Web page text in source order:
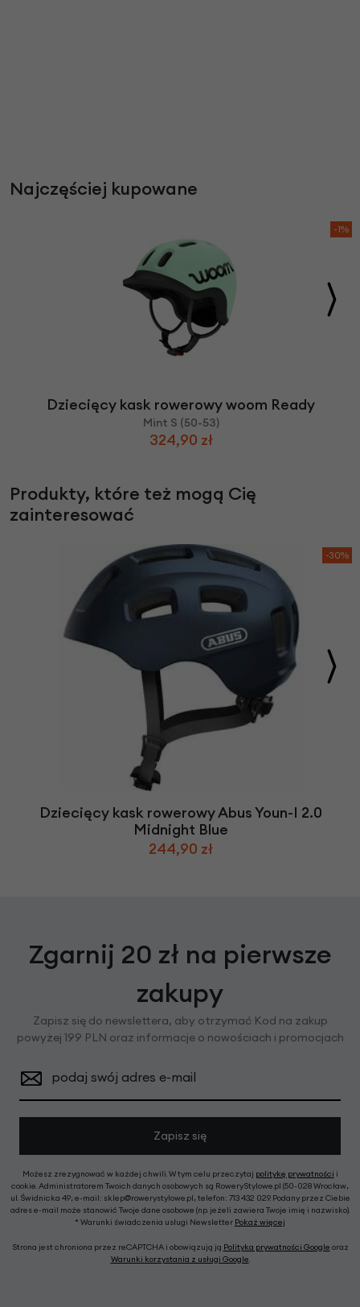
Najczęściej kupowane
-1%
Dziecięcy kask rowerowy woom Ready
Mint S (50-53)
324,90 zł
Produkty, które też mogą Cię
zainteresować
-30%
Dziecięcy kask rowerowy Abus Youn-I 2.0
Midnight Blue
244,90 zł
Zgarnij 20 zł na pierwsze
zakupy
Zapisz się do newslettera, aby otrzymać Kod na zakup
powyżej 199 PLN oraz informacje o nowościach i promocjach
podaj swój adres e-mail
Zapisz się
Możesz zrezygnować w każdej chwili. W tym celu przeczytaj politykę prywatności i
cookie. Administratorem Twoich danych osobowych są RoweryStylowe.pl (50-028 Wrocław,
ul. Świdnicka 49; e-mail: sklep@rowerystylowe.pl, telefon: 713 432 029. Podany przez Ciebie
adres e-mail może stanowić Twoje dane osobowe (np. jeżeli zawiera Twoje imię i nazwisko).
* Warunki świadczenia usługi Newsletter Pokaż więcej
Strona jest chroniona przez reCAPTCHA i obowiązują ją Polityka prywatności Google oraz
Warunki korzystania z usługi Google.